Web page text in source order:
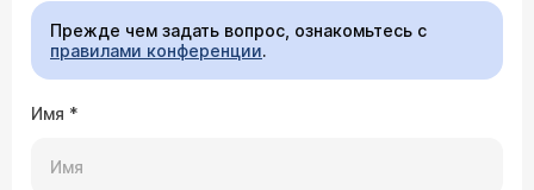
Прежде чем задать вопрос, ознакомьтесь с
правилами конференции.
Имя *